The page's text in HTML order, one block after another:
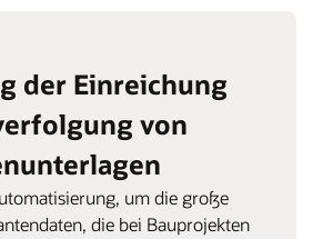
der Einreichung
von
um die große
die bei Bauprojekten